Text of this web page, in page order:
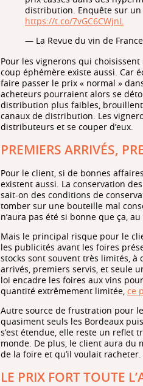
distribution. Enquête sur
https://t.co/7vGC6CWjnL
— La Revue du vin de France
Pour les vignerons qui
coup éphémère existe aussi. Car
faire passer le prix « normal »
acheteurs pourraient alors se
distribution plus faibles, brouillent
canaux de distribution. Les
distributeurs et se couper d’eux.
PREMIERS ARRIVÉS,
Pour le client, si de bonnes
existent aussi. La conservation
sait-on des conditions de
tomber sur une bouteille mal
n’aura pas été si bonne que ça, au
Mais le principal risque pour le
les publicités avant les foires
stocks sont souvent très limités, à
arrivés, premiers servis, et seule
loi encadre les foires aux vins
quantité extrêmement limitée, ce
Autre source de frustration pour
quasiment seuls les Bordeaux
s’est étendue, elle reste un reflet
monde. De plus, le client aura du
de la foire et qu’il voulait
LE PRIX FORT TOUTE